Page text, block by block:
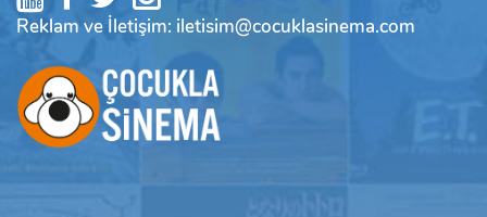
Reklam ve İletişim: iletisim@cocuklasinema.com